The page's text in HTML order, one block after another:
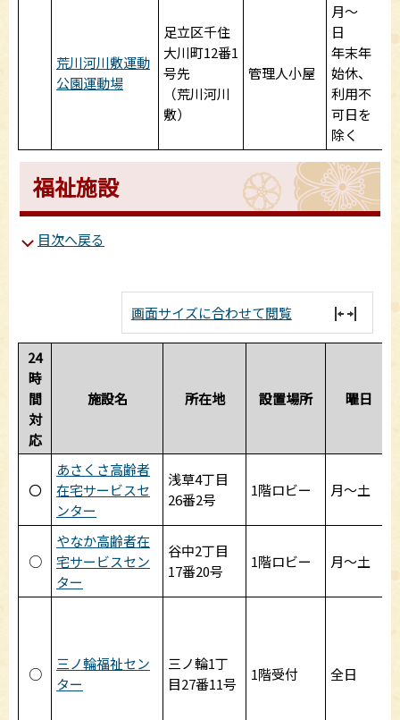
荒川河川敷運動
公園運動場
足立区千住
大川町12番1
号先
（荒川河川
敷）
管理人小屋
月～
日
年末年
始休、
利用不
可日を
除く
福祉施設
目次へ戻る
画面サイズに合わせて閲覧
24
時
間
対
応
施設名 所在地 設置場所 曜日
〇
あさくさ高齢者
在宅サービスセ
ンター
浅草4丁目
26番2号
1階ロビー 月～土
○
やなか高齢者在
宅サービスセン
ター
谷中2丁目
17番20号
1階ロビー 月～土
○
三ノ輪福祉セン
ター
三ノ輪1丁
目27番11号
1階受付 全日